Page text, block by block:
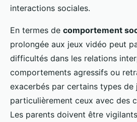
interactions sociales.
En termes de comportement
prolongée aux jeux vidéo peut
difficultés dans les relations
comportements agressifs ou
exacerbés par certains types de
particulièrement ceux avec des
Les parents doivent être